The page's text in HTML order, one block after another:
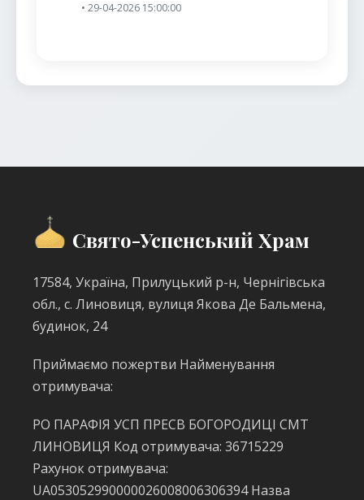
Володимиру Малярову та
• 29-04-2026 15:00:00
Свято-Успенський Храм
17584, Україна, Прилуцький р-н, Чернігівська
обл., с. Линовиця, вулиця Якова Де Бальмена,
будинок, 24
Приймаємо пожертви Найменування
отримувача:
РО ПАРАФІЯ УСП ПРЕСВ БОГОРОДИЦІ СМТ
ЛИНОВИЦЯ Код отримувача: 36715229
Рахунок отримувача:
UA053052990000026008006306394 Назва